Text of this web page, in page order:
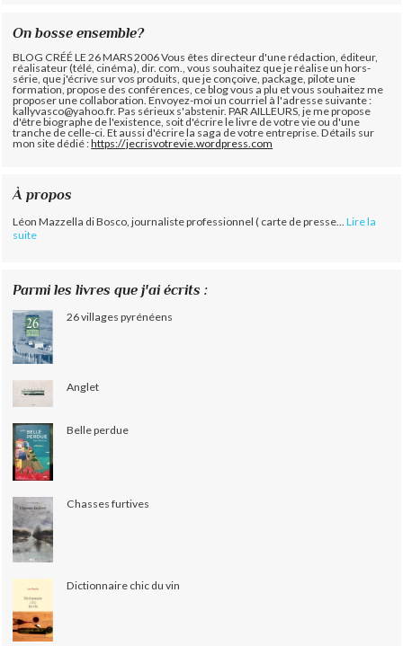
On bosse ensemble?
BLOG CRÉÉ LE 26 MARS 2006 Vous êtes directeur d'une rédaction, éditeur,
réalisateur (télé, cinéma), dir. com., vous souhaitez que je réalise un hors-
série, que j'écrive sur vos produits, que je conçoive, package, pilote une
formation, propose des conférences, ce blog vous a plu et vous souhaitez me
proposer une collaboration. Envoyez-moi un courriel à l'adresse suivante :
kallyvasco@yahoo.fr. Pas sérieux s'abstenir. PAR AILLEURS, je me propose
d'être biographe de l'existence, soit d'écrire le livre de votre vie ou d'une
tranche de celle-ci. Et aussi d'écrire la saga de votre entreprise. Détails sur
mon site dédié :https://jecrisvotrevie.wordpress.com
À propos
Léon Mazzella di Bosco, journaliste professionnel ( carte de presse... Lire la
suite
Parmi les livres que j'ai écrits :
26 villages pyrénéens
Anglet
Belle perdue
Chasses furtives
Dictionnaire chic du vin